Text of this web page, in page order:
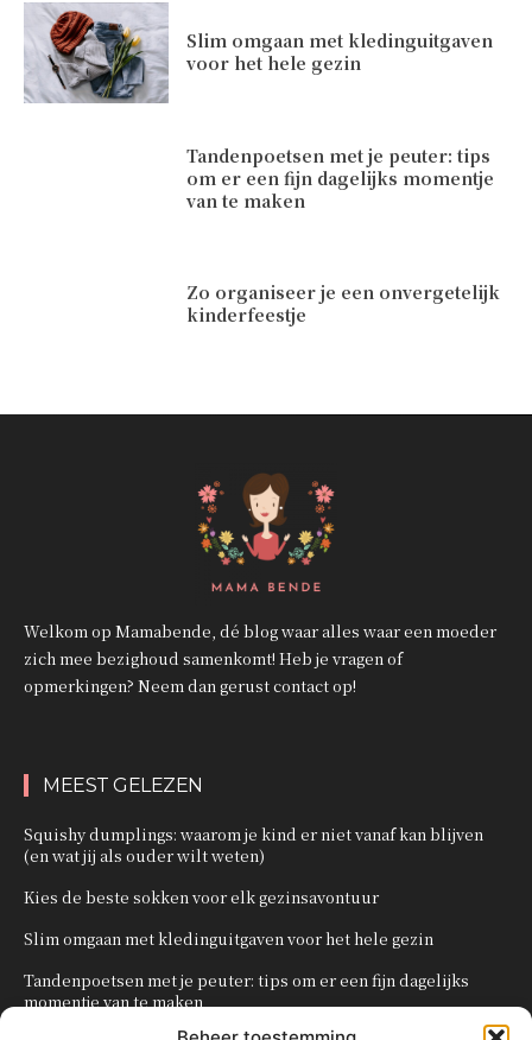
Slim omgaan met kledinguitgaven
voor het hele gezin
Tandenpoetsen met je peuter: tips
om er een fijn dagelijks momentje
van te maken
Zo organiseer je een onvergetelijk
kinderfeestje
Welkom op Mamabende, dé blog waar alles waar een moeder
zich mee bezighoud samenkomt! Heb je vragen of
opmerkingen? Neem dan gerust contact op!
MEEST GELEZEN
Squishy dumplings: waarom je kind er niet vanaf kan blijven
(en wat jij als ouder wilt weten)
Kies de beste sokken voor elk gezinsavontuur
Slim omgaan met kledinguitgaven voor het hele gezin
Tandenpoetsen met je peuter: tips om er een fijn dagelijks
momentje van te maken